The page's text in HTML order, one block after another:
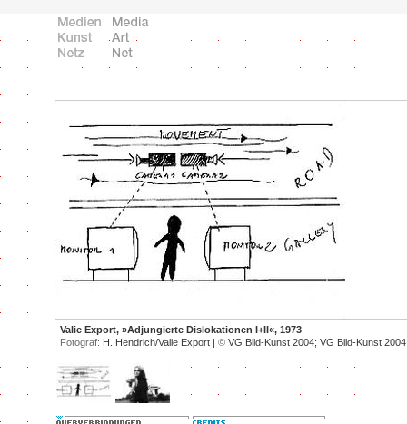
Valie Export, »Adjungierte Dislokationen I+II«, 1973
Fotograf: H. Hendrich/Valie Export | © VG Bild-Kunst 2004; VG Bild-Kunst 2004